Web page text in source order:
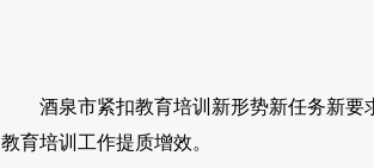
酒泉市紧扣教育培训新形势新任务新
教育培训工作提质增效。